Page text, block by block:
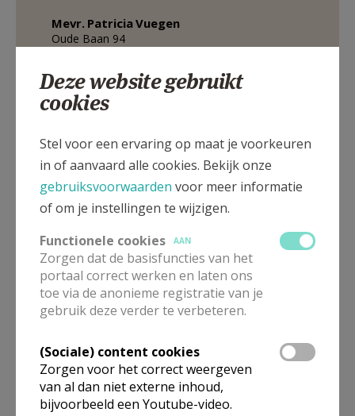
Mevr. PatriciaVuegen
Oude Baan 94
0486 63 63 29
Stuur een mailtje
Pastoor-moderator
E.H.ThieuPlessers
Hasseltsesteenweg 1 bus 3
3580 BERINGEN
011 42 20 53
Stuur een mailtje
Google Maps
Deze website gebruikt
cookies
Stel voor een ervaring op maat je voorkeuren
in of aanvaard alle cookies. Bekijk onze
gebruiksvoorwaarden voor meer informatie
of om je instellingen te wijzigen.
Functionele cookies
AAN
Zorgen dat de basisfuncties van het
portaal correct werken en laten ons
toe via de anonieme registratie van je
gebruik deze verder te verbeteren.
(Sociale) content cookies
Zorgen voor het correct weergeven
van al dan niet externe inhoud,
bijvoorbeeld een Youtube-video.